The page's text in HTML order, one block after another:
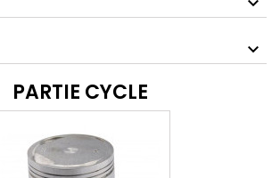
PARTIE CYCLE